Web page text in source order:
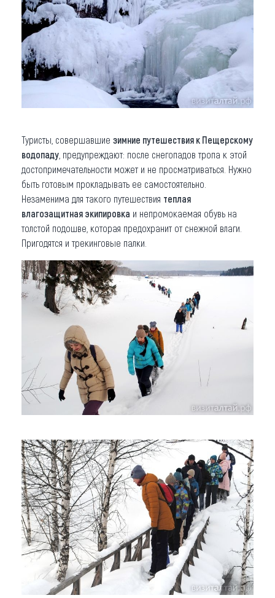
Туристы, совершавшие зимние путешествия к Пещерскому
водопаду , предупреждают: после снегопадов тропа к этой
достопримечательности может и не просматриваться. Нужно
быть готовым прокладывать ее самостоятельно.
Незаменима для такого путешествия теплая
влагозащитная экипировка и непромокаемая обувь на
толстой подошве, которая предохранит от снежной влаги.
Пригодятся и трекинговые палки.